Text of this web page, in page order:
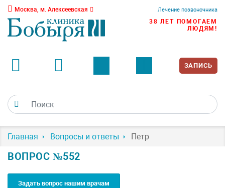
Москва, м. Алексеевская Лечение позвоночника
38 ЛЕТ ПОМОГАЕМ
ЛЮДЯМ!
ЗАПИСЬ
Главная Вопросы и ответы Петр
ВОПРОС №552
Задать вопрос нашим врачам